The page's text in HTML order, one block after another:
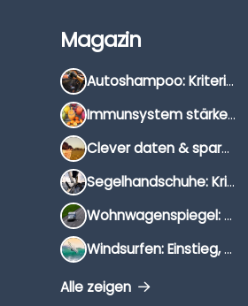
Magazin
Autoshampoo: Kriterien, Unterschiede & Anwendung
Immunsystem stärken: Hausmittel, Vitamine & Wissenswertes
Clever daten & sparen: So findest du die besten Deals für Dates und Unternehmungen
Segelhandschuhe: Kriterien, Materialien & Tipps
Wohnwagenspiegel: Auswahl, Preise & Montage
Windsurfen: Einstieg, Ausrüstung & Tipps
Alle zeigen